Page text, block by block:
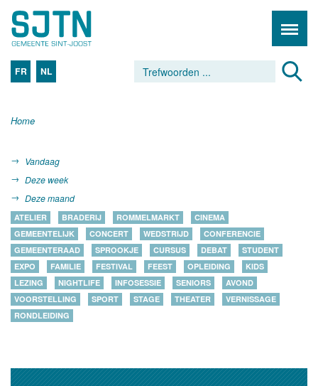
FR NL
Home
Vandaag
Deze week
Deze maand
ATELIER BRADERIJ ROMMELMARKT
CINEMA
GEMEENTELIJK
CONCERT WEDSTRIJD
CONFERENCIE
GEMEENTERAAD
SPROOKJE CURSUS DEBAT
STUDENT
EXPO
FAMILIE FESTIVAL FEEST OPLEIDING
KIDS
LEZING
NIGHTLIFE INFOSESSIE SENIORS
AVOND
VOORSTELLING
SPORT STAGE THEATER
VERNISSAGE
RONDLEIDING